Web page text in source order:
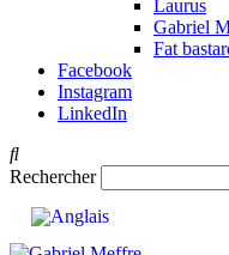
Laurus
Gabriel
Fat
Facebook
Instagram
LinkedIn
Rechercher